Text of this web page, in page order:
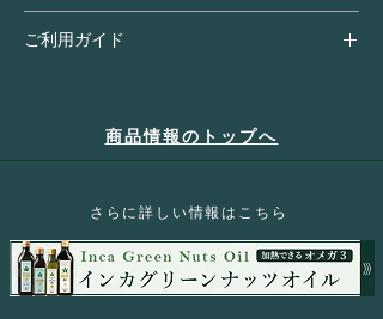
熱量 340kcal
炭水化物 82.8g
食塩相当量 0.01g未満
その土地の自然環境・伝統・文化を共に学
な開発の実証」をミッションとしています。
ご利用ガイド
・お客様都合による返品
れた場合、往復の発送料・梱包資材など
の手数料・商品代金などをご請求させて
いただきます。
商品情報のトップへ
​さらに詳しい情報はこちら